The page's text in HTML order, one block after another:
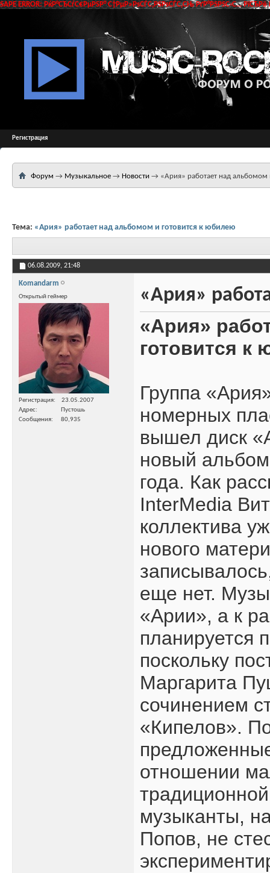
SAPE ERROR: РќР°СЂСѓС€РµРЅР° С†РµР»РѕСЃС‚РЅРѕСЃС‚СЊ РґР°РЅРЅС‹С…
Регистрация
Форум → Музыкальное → Новости → «Ария» работает над альбомом
Тема: «Ария» работает над альбомом и готовится к юбилею
06.08.2009, 21:48
Komandarm
Открытый геймер
Регистрация
23.05.2007
Адрес
Пустошь
Сообщения
80,935
«Ария»
«Ария»
готовится к
Группа
номерных
вышел диск
новый
года. Как
InterMedia
коллектива
нового
еще нет.
«Арии», а к
планируется
поскольку
Маргарита
сочинением
«Кипелов».
отношении
музыканты,
Попов, не